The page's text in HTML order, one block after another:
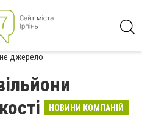
джерело
НОВИНИ КОМПАНІЙ